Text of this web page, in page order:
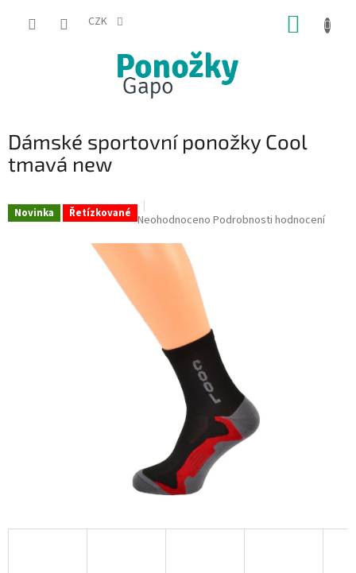
CZK
Dámské sportovní ponožky Cool
tmavá new
Novinka Řetízkované Průměrné
5
hvězdiček.
Neohodnoceno Podrobnosti hodnocení